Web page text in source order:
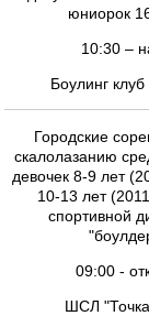
юниорок
10:30 –
Боулинг
Городские
скалолазанию
девочек 8-9 лет
10-13 лет
спортивной
09:00 -
ШСЛ